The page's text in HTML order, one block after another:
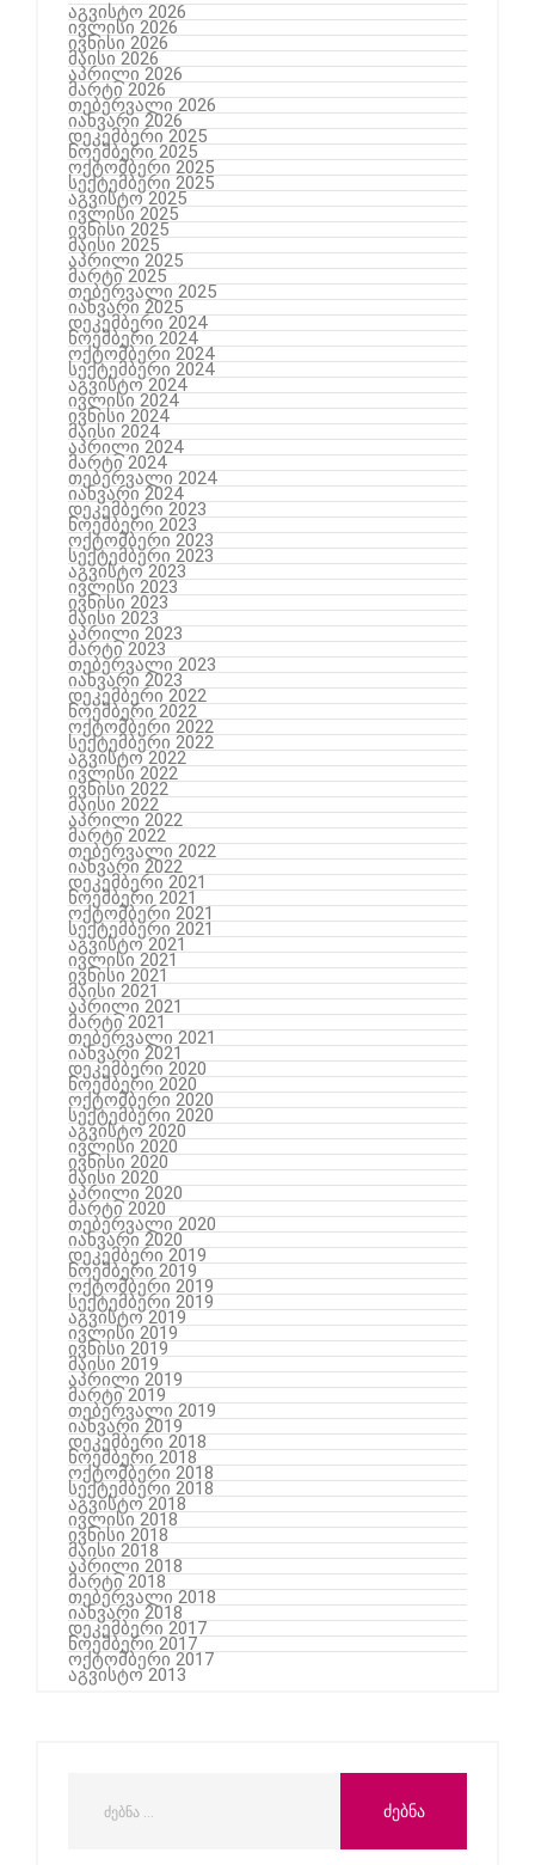
აგვისტო 2026
ივლისი 2026
ივნისი 2026
მაისი 2026
აპრილი 2026
მარტი 2026
თებერვალი 2026
იანვარი 2026
დეკემბერი 2025
ნოემბერი 2025
ოქტომბერი 2025
სექტემბერი 2025
აგვისტო 2025
ივლისი 2025
ივნისი 2025
მაისი 2025
აპრილი 2025
მარტი 2025
თებერვალი 2025
იანვარი 2025
დეკემბერი 2024
ნოემბერი 2024
ოქტომბერი 2024
სექტემბერი 2024
აგვისტო 2024
ივლისი 2024
ივნისი 2024
მაისი 2024
აპრილი 2024
მარტი 2024
თებერვალი 2024
იანვარი 2024
დეკემბერი 2023
ნოემბერი 2023
ოქტომბერი 2023
სექტემბერი 2023
აგვისტო 2023
ივლისი 2023
ივნისი 2023
მაისი 2023
აპრილი 2023
მარტი 2023
თებერვალი 2023
იანვარი 2023
დეკემბერი 2022
ნოემბერი 2022
ოქტომბერი 2022
სექტემბერი 2022
აგვისტო 2022
ივლისი 2022
ივნისი 2022
მაისი 2022
აპრილი 2022
მარტი 2022
თებერვალი 2022
იანვარი 2022
დეკემბერი 2021
ნოემბერი 2021
ოქტომბერი 2021
სექტემბერი 2021
აგვისტო 2021
ივლისი 2021
ივნისი 2021
მაისი 2021
აპრილი 2021
მარტი 2021
თებერვალი 2021
იანვარი 2021
დეკემბერი 2020
ნოემბერი 2020
ოქტომბერი 2020
სექტემბერი 2020
აგვისტო 2020
ივლისი 2020
ივნისი 2020
მაისი 2020
აპრილი 2020
მარტი 2020
თებერვალი 2020
იანვარი 2020
დეკემბერი 2019
ნოემბერი 2019
ოქტომბერი 2019
სექტემბერი 2019
აგვისტო 2019
ივლისი 2019
ივნისი 2019
მაისი 2019
აპრილი 2019
მარტი 2019
თებერვალი 2019
იანვარი 2019
დეკემბერი 2018
ნოემბერი 2018
ოქტომბერი 2018
სექტემბერი 2018
აგვისტო 2018
ივლისი 2018
ივნისი 2018
მაისი 2018
აპრილი 2018
მარტი 2018
თებერვალი 2018
იანვარი 2018
დეკემბერი 2017
ნოემბერი 2017
ოქტომბერი 2017
აგვისტო 2013